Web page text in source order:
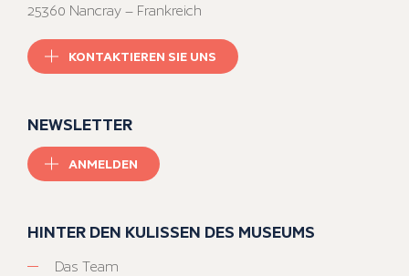
25360 Nancray – Frankreich
KONTAKTIEREN SIE UNS
NEWSLETTER
ANMELDEN
HINTER DEN KULISSEN DES MUSEUMS
Das Team